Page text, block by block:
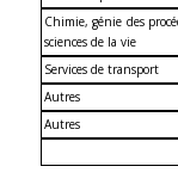
Chimie, génie des
sciences de la vie
Services de transport
Autres
Autres